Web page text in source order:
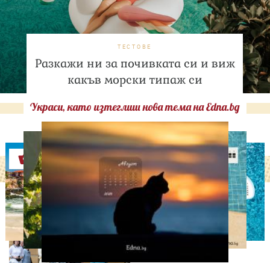
ТЕСТОВЕ
Разкажи ни за почивката си и виж
какъв морски типаж си
Украси, като изтеглиш нова тема на Edna.bg
Оферти
СВОБОДНО ВРЕМЕ
Ново бебе в кралското
семейство